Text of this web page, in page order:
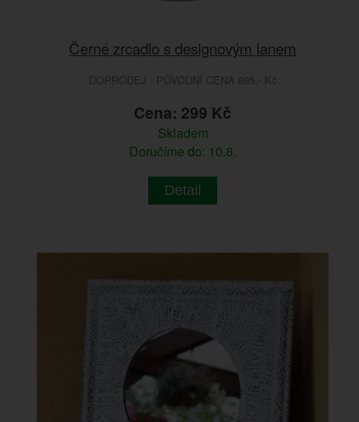
Černé zrcadlo s designovým lanem
DOPRODEJ - PŮVODNÍ CENA 695.- Kč
Cena: 299 Kč
Skladem
Doručíme do: 10.8.
Detail